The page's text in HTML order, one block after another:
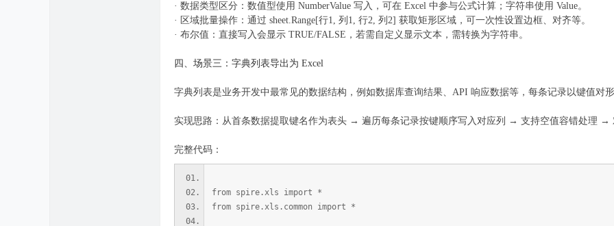
· 数据类型区分：数值型使用 NumberValue 写入，可在 Excel 中参与公式计算；字符串使用 Value。
· 区域批量操作：通过 sheet.Range[行1, 列1, 行2, 列2] 获取矩形区域，可一次性设置边框、对齐等。
· 布尔值：直接写入会显示 TRUE/FALSE，若需自定义显示文本，需转换为字符串。
四、场景三：字典列表导出为 Excel
字典列表是业务开发中最常见的数据结构，例如数据库查询结果、API 响应数据等，每条记录以键值对形
实现思路：从首条数据提取键名作为表头 → 遍历每条记录按键顺序写入对应列 → 支持空值容错处理 →
完整代码：
from spire.xls import *
from spire.xls.common import *